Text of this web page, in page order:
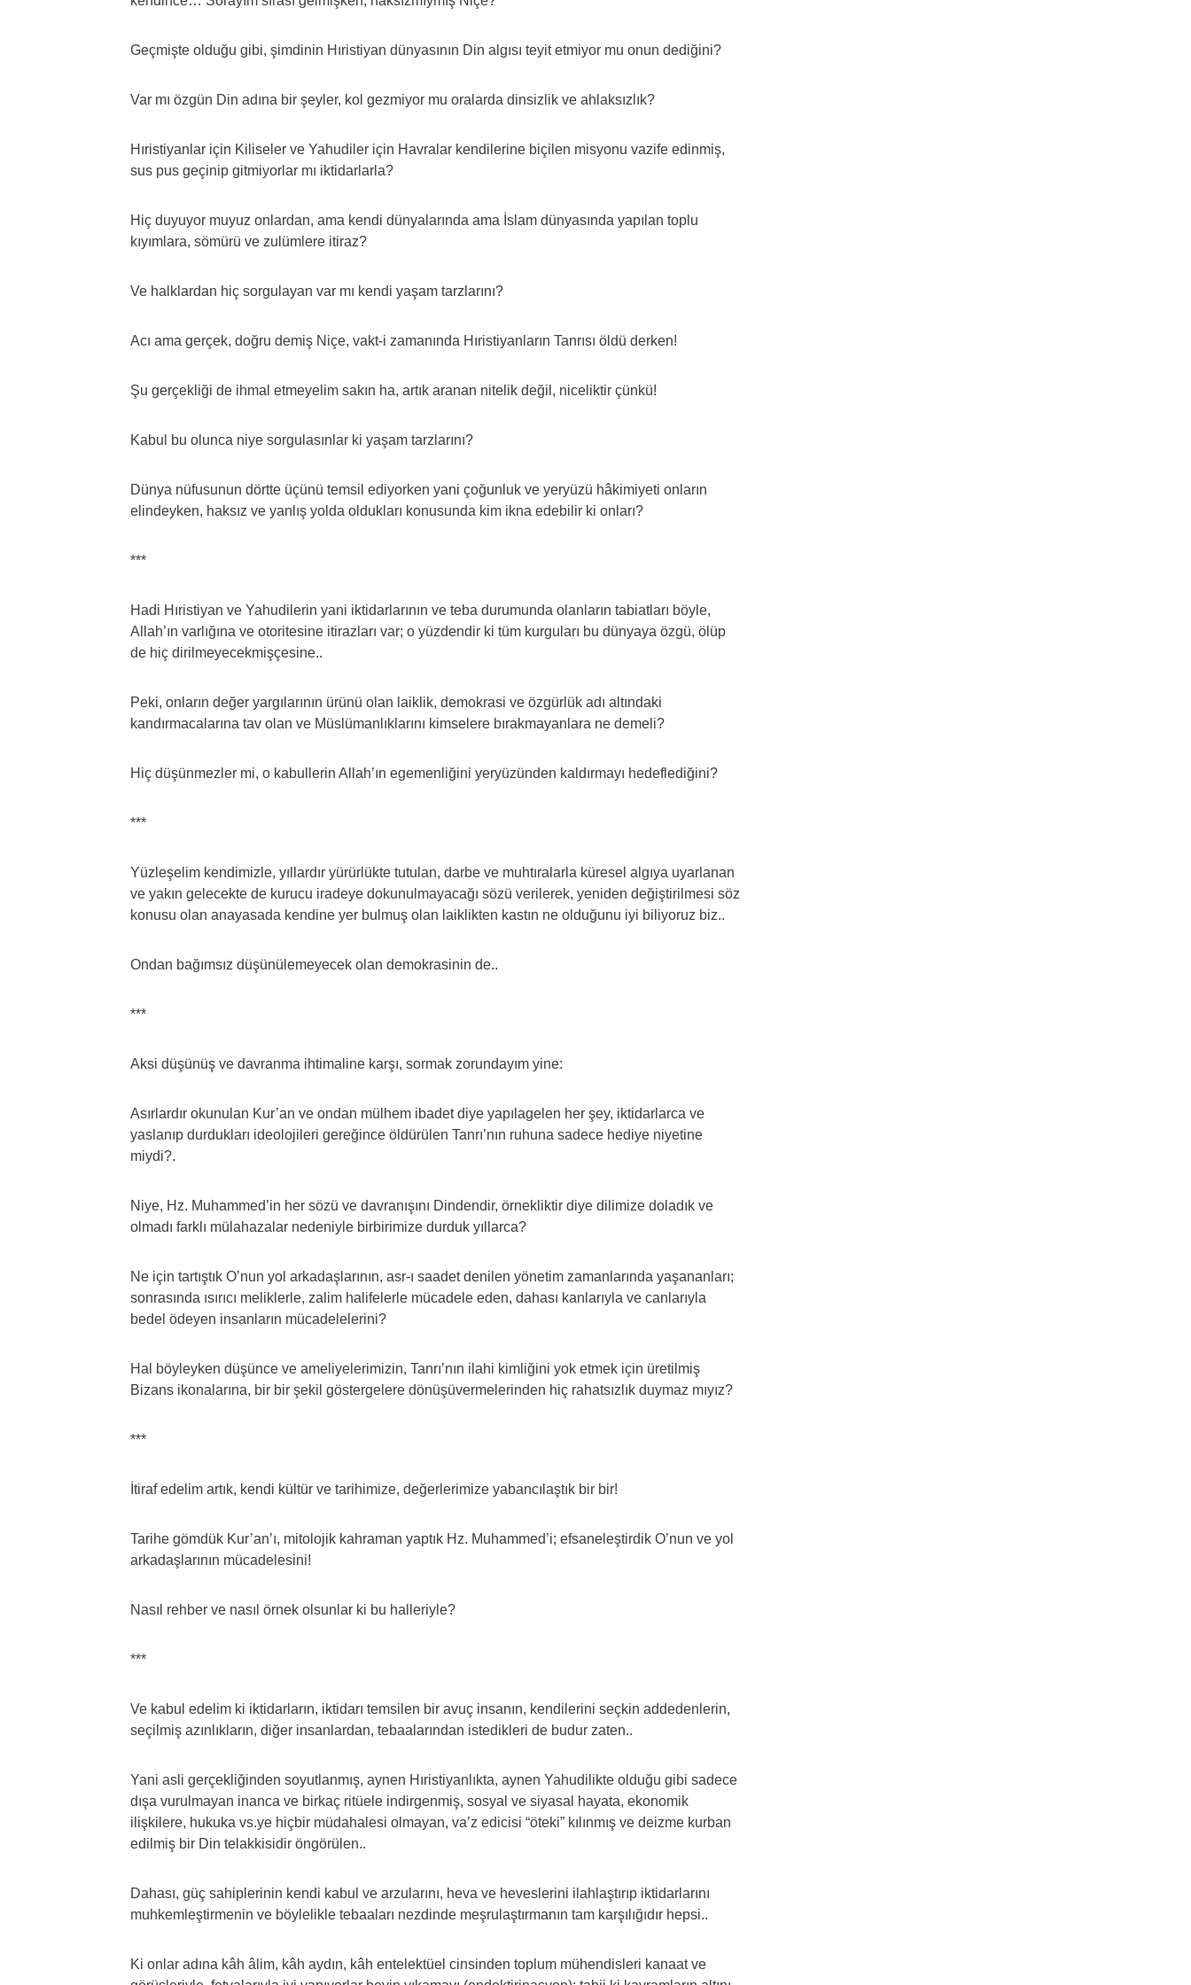
Geçmişte olduğu gibi, şimdinin Hıristiyan dünyasının Din algısı teyit etmiyor mu onun dediğini?
Var mı özgün Din adına bir şeyler, kol gezmiyor mu oralarda dinsizlik ve ahlaksızlık?
Hıristiyanlar için Kiliseler ve Yahudiler için Havralar kendilerine biçilen misyonu vazife edinmiş,
sus pus geçinip gitmiyorlar mı iktidarlarla?
Hiç duyuyor muyuz onlardan, ama kendi dünyalarında ama İslam dünyasında yapılan toplu
kıyımlara, sömürü ve zulümlere itiraz?
Ve halklardan hiç sorgulayan var mı kendi yaşam tarzlarını?
Acı ama gerçek, doğru demiş Niçe, vakt-i zamanında Hıristiyanların Tanrısı öldü derken!
Şu gerçekliği de ihmal etmeyelim sakın ha, artık aranan nitelik değil, niceliktir çünkü!
Kabul bu olunca niye sorgulasınlar ki yaşam tarzlarını?
Dünya nüfusunun dörtte üçünü temsil ediyorken yani çoğunluk ve yeryüzü hâkimiyeti onların
elindeyken, haksız ve yanlış yolda oldukları konusunda kim ikna edebilir ki onları?
***
Hadi Hıristiyan ve Yahudilerin yani iktidarlarının ve teba durumunda olanların tabiatları böyle,
Allah’ın varlığına ve otoritesine itirazları var; o yüzdendir ki tüm kurguları bu dünyaya özgü, ölüp
de hiç dirilmeyecekmişçesine..
Peki, onların değer yargılarının ürünü olan laiklik, demokrasi ve özgürlük adı altındaki
kandırmacalarına tav olan ve Müslümanlıklarını kimselere bırakmayanlara ne demeli?
Hiç düşünmezler mi, o kabullerin Allah’ın egemenliğini yeryüzünden kaldırmayı hedeflediğini?
***
Yüzleşelim kendimizle, yıllardır yürürlükte tutulan, darbe ve muhtıralarla küresel algıya uyarlanan
ve yakın gelecekte de kurucu iradeye dokunulmayacağı sözü verilerek, yeniden değiştirilmesi söz
konusu olan anayasada kendine yer bulmuş olan laiklikten kastın ne olduğunu iyi biliyoruz biz..
Ondan bağımsız düşünülemeyecek olan demokrasinin de..
***
Aksi düşünüş ve davranma ihtimaline karşı, sormak zorundayım yine:
Asırlardır okunulan Kur’an ve ondan mülhem ibadet diye yapılagelen her şey, iktidarlarca ve
yaslanıp durdukları ideolojileri gereğince öldürülen Tanrı’nın ruhuna sadece hediye niyetine
miydi?.
Niye, Hz. Muhammed’in her sözü ve davranışını Dindendir, örnekliktir diye dilimize doladık ve
olmadı farklı mülahazalar nedeniyle birbirimize durduk yıllarca?
Ne için tartıştık O’nun yol arkadaşlarının, asr-ı saadet denilen yönetim zamanlarında yaşananları;
sonrasında ısırıcı meliklerle, zalim halifelerle mücadele eden, dahası kanlarıyla ve canlarıyla
bedel ödeyen insanların mücadelelerini?
Hal böyleyken düşünce ve ameliyelerimizin, Tanrı’nın ilahi kimliğini yok etmek için üretilmiş
Bizans ikonalarına, bir bir şekil göstergelere dönüşüvermelerinden hiç rahatsızlık duymaz mıyız?
***
İtiraf edelim artık, kendi kültür ve tarihimize, değerlerimize yabancılaştık bir bir!
Tarihe gömdük Kur’an’ı, mitolojik kahraman yaptık Hz. Muhammed’i; efsaneleştirdik O’nun ve yol
arkadaşlarının mücadelesini!
Nasıl rehber ve nasıl örnek olsunlar ki bu halleriyle?
***
Ve kabul edelim ki iktidarların, iktidarı temsilen bir avuç insanın, kendilerini seçkin addedenlerin,
seçilmiş azınlıkların, diğer insanlardan, tebaalarından istedikleri de budur zaten..
Yani asli gerçekliğinden soyutlanmış, aynen Hıristiyanlıkta, aynen Yahudilikte olduğu gibi sadece
dışa vurulmayan inanca ve birkaç ritüele indirgenmiş, sosyal ve siyasal hayata, ekonomik
ilişkilere, hukuka vs.ye hiçbir müdahalesi olmayan, va’z edicisi “öteki” kılınmış ve deizme kurban
edilmiş bir Din telakkisidir öngörülen..
Dahası, güç sahiplerinin kendi kabul ve arzularını, heva ve heveslerini ilahlaştırıp iktidarlarını
muhkemleştirmenin ve böylelikle tebaaları nezdinde meşrulaştırmanın tam karşılığıdır hepsi..
Ki onlar adına kâh âlim, kâh aydın, kâh entelektüel cinsinden toplum mühendisleri kanaat ve